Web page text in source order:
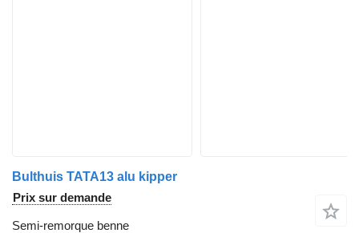
Bulthuis TATA13 alu kipper
Prix sur demande
Semi-remorque benne